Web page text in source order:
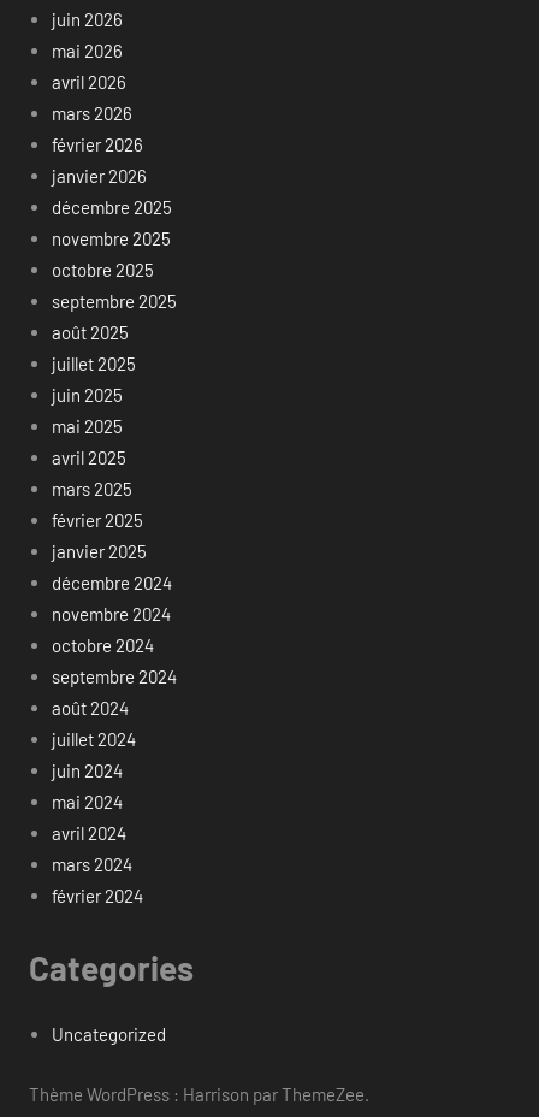
juin 2026
mai 2026
avril 2026
mars 2026
février 2026
janvier 2026
décembre 2025
novembre 2025
octobre 2025
septembre 2025
août 2025
juillet 2025
juin 2025
mai 2025
avril 2025
mars 2025
février 2025
janvier 2025
décembre 2024
novembre 2024
octobre 2024
septembre 2024
août 2024
juillet 2024
juin 2024
mai 2024
avril 2024
mars 2024
février 2024
Categories
Uncategorized
Thème WordPress : Harrison par ThemeZee.